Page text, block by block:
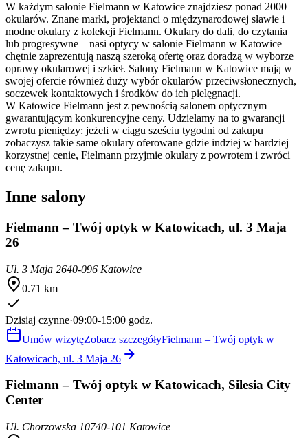
W każdym salonie Fielmann w Katowice znajdziesz ponad 2000
okularów. Znane marki, projektanci o międzynarodowej sławie i
modne okulary z kolekcji Fielmann. Okulary do dali, do czytania
lub progresywne – nasi optycy w salonie Fielmann w Katowice
chętnie zaprezentują naszą szeroką ofertę oraz doradzą w wyborze
oprawy okularowej i szkieł. Salony Fielmann w Katowice mają w
swojej ofercie również duży wybór okularów przeciwsłonecznych,
soczewek kontaktowych i środków do ich pielęgnacji.
W Katowice Fielmann jest z pewnością salonem optycznym
gwarantującym konkurencyjne ceny. Udzielamy na to gwarancji
zwrotu pieniędzy: jeżeli w ciągu sześciu tygodni od zakupu
zobaczysz takie same okulary oferowane gdzie indziej w bardziej
korzystnej cenie, Fielmann przyjmie okulary z powrotem i zwróci
cenę zakupu.
Inne salony
Fielmann – Twój optyk w Katowicach, ul. 3 Maja
26
Ul. 3 Maja 2640-096 Katowice
0.71 km
Dzisiaj czynne·09:00-15:00 godz.
Umów wizytęZobacz szczegółyFielmann – Twój optyk w
Katowicach, ul. 3 Maja 26
Fielmann – Twój optyk w Katowicach, Silesia City
Center
Ul. Chorzowska 10740-101 Katowice